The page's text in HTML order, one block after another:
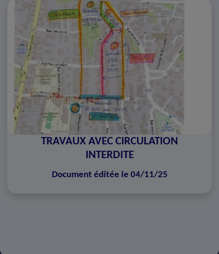
TRAVAUX AVEC CIRCULATION
INTERDITE
Document éditée le 04/11/25